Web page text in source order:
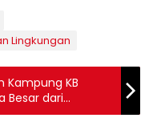
Lingkungan
Kampung KB
Besar dari